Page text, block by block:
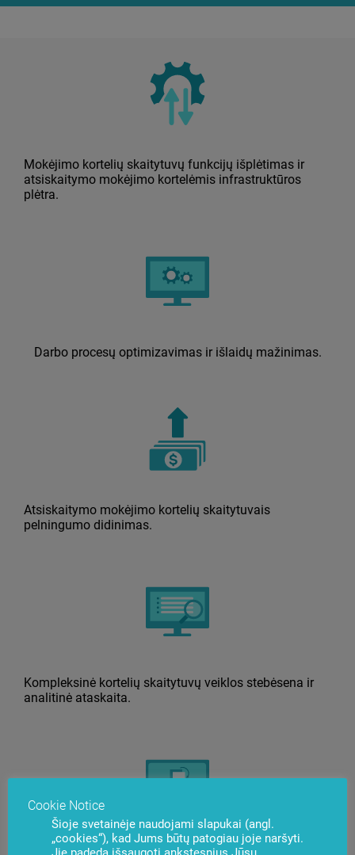
Mokėjimo kortelių skaitytuvų funkcijų išplėtimas ir
atsiskaitymo mokėjimo kortelėmis infrastruktūros
plėtra.
Darbo procesų optimizavimas ir išlaidų mažinimas.
Atsiskaitymo mokėjimo kortelių skaitytuvais
pelningumo didinimas.
Kompleksinė kortelių skaitytuvų veiklos stebėsena ir
analitinė ataskaita.
Cookie Notice
Šioje svetainėje naudojami slapukai (angl.
„cookies“), kad Jums būtų patogiau joje naršyti.